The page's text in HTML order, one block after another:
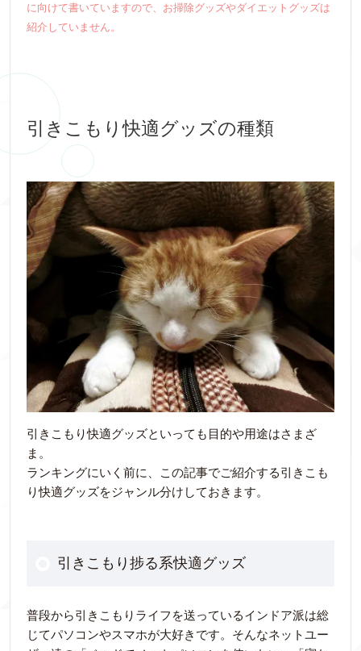
に向けて書いていますので、お掃除グッズやダイエットグッズは
紹介していません。
引きこもり快適グッズの種類
引きこもり快適グッズといっても目的や用途はさまざ
ま。
ランキングにいく前に、この記事でご紹介する引きこも
り快適グッズをジャンル分けしておきます。
引きこもり捗る系快適グッズ
普段から引きこもりライフを送っているインドア派は総
じてパソコンやスマホが大好きです。そんなネットユー